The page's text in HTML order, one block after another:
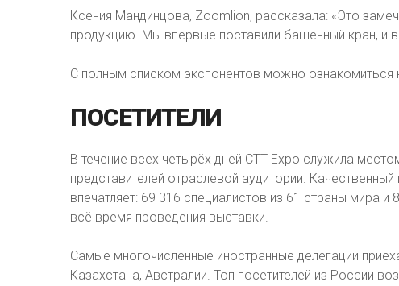
Ксения Мандинцова, Zoomlion, рассказала: «Это
продукцию. Мы впервые поставили башенный кран, и
С полным списком экспонентов можно ознакомиться
ПОСЕТИТЕЛИ
В течение всех четырёх дней CTT Expo служила
представителей отраслевой аудитории.
впечатляет: 69 316 специалистов из 61 страны мира
всё время проведения выставки.
Самые многочисленные иностранные делегации
Казахстана, Австралии. Топ посетителей из России